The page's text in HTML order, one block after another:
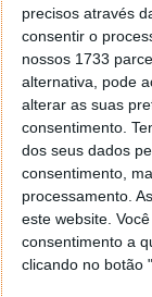
precisos através
consentir o
nossos 1733
alternativa, pode
alterar as suas
consentimento.
dos seus dados
consentimento,
processamento.
este website.
consentimento a
clicando no botão
Vítor
@Rui
Tens
janela
rato faz
clica no
geral a
vais ao
logo
visto